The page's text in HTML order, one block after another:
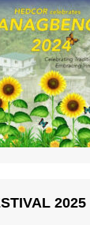
2025